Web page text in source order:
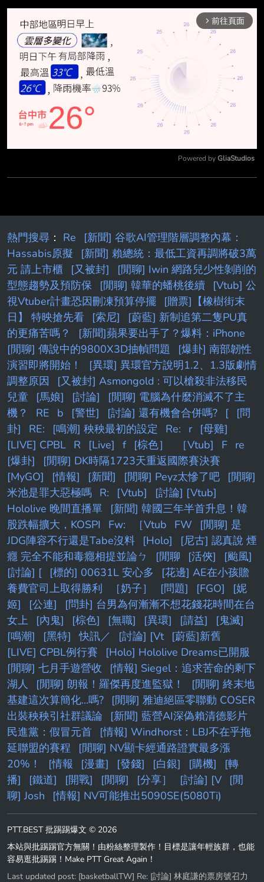
arrow_forward_ios 前往頁面
Powered by GliaStudios
熱門搜尋 ： Re
[新聞] 谷歌AI管理階層調整內幕：
Hassabis原擬
[新聞] 賴總統：最低工資再調將破3萬
元 請上市櫃
[又被封]
[閒聊] Iwin 網路兒少性剝削的
型態趨勢及預防保
[閒聊] 韓華的蟠桃後續
[Vtub] 公
視Vtuber計畫恐因刪凍預算停擺
[贈票]【橡樹街末
日】 特映搶先看
[索尼]
[蔚藍] 新制追第二隻PU真
的更痛苦嗎？
[新聞]蘋果要出手了？爆料：iPhone
[閒聊] 傳說中的9800X3D抽幀問題
[爆卦] 南部韌性
演習即將開始！
[異環] 異環官方說明1.2、1.3版劇情
調整原因
[又被封] Asmongold : 可以槍殺非法移民
兒童
[馬娘] [討論]
[閒聊] 電腦為什麼消滅不了主
機？
RE b [警世] [討論] 還有機會合併嗎? [
[問
卦]
RE: [鳴潮] 秧秧最初的設定 Re: r
[母雞]
[LIVE] CPBL R [Live] f [棕色］ ［Vtub] F re
[爆卦]
[閒聊] DK時隔1723天重返國際賽決賽
[MyGO]
[情報] [新聞] [閒聊] Peyz太慘了吧
[閒聊]
米池是罪大惡極嗎 R: [Vtub]
[討論] [Vtub]
Hololive 晚間直播單
[新聞] 韓國三年半首升息！韓
股跌幅擴大，KOSPI
Fw: ［Vtub FW
[閒聊] 是
JDG陣容不行還是Tabe沒料
[Holo]
[尼古] 認真說 煙
癮 完全不能和毒癮相提並論ㄅ
[閒聊 [活俠]
[颱風]
[討論] [
[標的] 00631L 安心多
[花邊] AE在小孩贍
養費官司上取得勝利
［奶子］ [問題] [FGO]
[妮
姬]
[公連]
[問卦] 台男為何漸漸不想花錢花時間在台
女上
[內鬼] [棕色] [無職] [異環] [請益]
[鬼滅]
[鳴潮]
[黑特] 快訊／ [討論] [Vt
[蔚藍]新舊
[LIVE] CPBL例行賽
[Holo] Hololive Dreams已開服
[閒聊] 七月手遊營收
[情報] Siegel：追求苦命的剩下
湖人
[閒聊] 朗報！羅傑再度進監獄！
[閒聊] 終末地
基建這次算簡化...嗎?
[閒聊] 雅迪絕區零聯動 COSER
出裝秧秧引社群議論
[新聞] 藍營AI深偽賴清德影片
民進黨：假冒元首
[情報] Windhorst：LBJ不在乎拖
延聯盟的賽程
[閒聊] NV顯卡經通路證實最多漲
20%！
[情報 [漫畫] [發錢] [白銀] [購機]
[轉
播]
[鐵道] [開戰] [閒聊] [分享］ [討論] [V
[閒
聊] Josh
[情報] NV可能推出5090SE(5080Ti)
PTT.BEST 批踢踢爆文 © 2026
本站與批踢踢官方無關！由粉絲整理製作！目標是讓年輕族群，也能
容易逛批踢踢！Make PTT Great Again！
Last updated post: [basketballTW] Re: [討論] 林庭謙的票房號召力